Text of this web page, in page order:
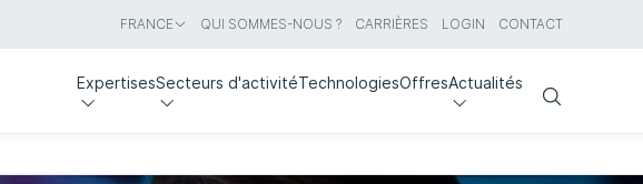
FRANCE QUI SOMMES-NOUS ? CARRIÈRES LOGIN CONTACT
ExpertisesSecteurs d'activitéTechnologiesOffresActualités
Search